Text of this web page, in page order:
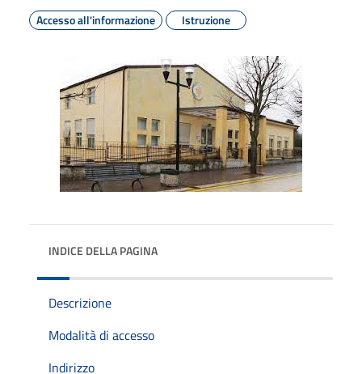
Accesso all'informazione
Istruzione
INDICE DELLA PAGINA
Descrizione
Modalità di accesso
Indirizzo